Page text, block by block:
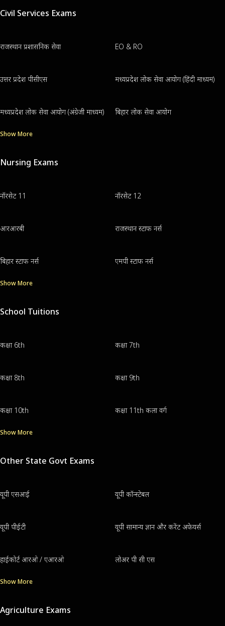
Civil Services Exams
राजस्थान प्रशासनिक सेवा EO & RO
उत्तर प्रदेश पीसीएस मध्यप्रदेश लोक सेवा आयोग (हिंदी माध्यम)
मध्यप्रदेश लोक सेवा आयोग (अंग्रेजी माध्यम) बिहार लोक सेवा आयोग
Show More
Nursing Exams
नॉरसेट 11 नॉरसेट 12
आरआरबी राजस्थान स्टाफ नर्स
बिहार स्टाफ नर्स एमपी स्टाफ नर्स
Show More
School Tuitions
कक्षा 6th कक्षा 7th
कक्षा 8th कक्षा 9th
कक्षा 10th कक्षा 11th कला वर्ग
Show More
Other State Govt Exams
यूपी एसआई यूपी कॉन्स्टेबल
यूपी पीईटी यूपी सामान्य ज्ञान और करेंट अफेयर्स
हाईकोर्ट आरओ / एआरओ लोअर पी सी एस
Show More
Agriculture Exams